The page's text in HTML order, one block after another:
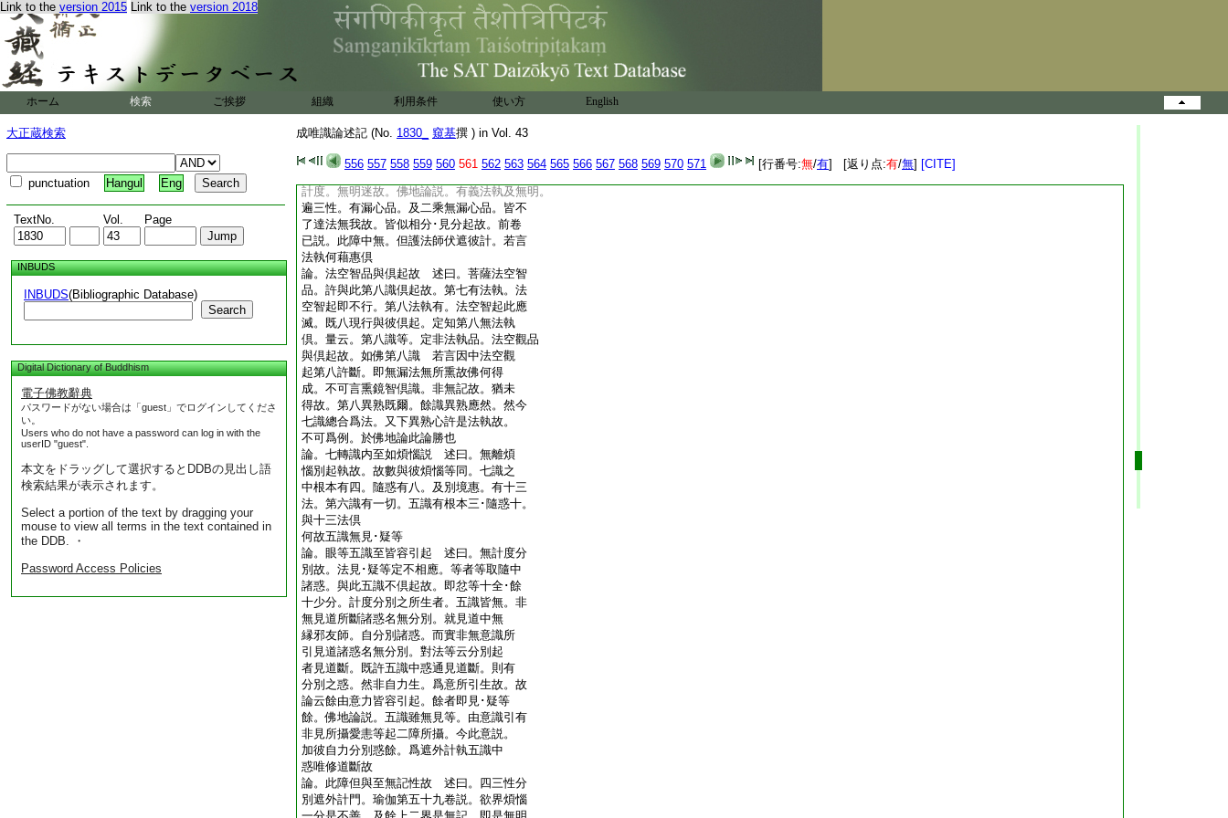
Link to the version 2015 Link to the version 2018
ホーム 検索 ご挨拶 組織 利用条件 使い方 English
大正蔵検索
punctuation Hangul Eng
TextNo. Vol. Page
INBUDS
INBUDS(Bibliographic Database)
Search
Digital Dictionary of Buddhism
電子佛教辭典
パスワードがない場合は「guest」でログインしてくださ
い。
Users who do not have a password can log in with the
userID "guest".
本文をドラッグして選択するとDDBの見出し語
検索結果が表示されます。
Select a portion of the text by dragging your
mouse to view all terms in the text contained in
the DDB. ・
Password Access Policies
成唯識論述記 (No. 1830_ 窺基撰 ) in Vol. 43
556 557 558 559 560 561 562 563 564 565 566 567 568 569 570 571 [行番号:無/有] [返り点:有/無] [CITE]
名故。下轉依中自當解釋 前煩惱障煩惱
即障。此所知障障於所知。前當體彰名。持
業釋也。此所障受稱。依士釋也
論。此所知障至彼微劣故 述曰。三八識分
別因破外執。第八識名異熟識。何以不倶。
彼異熟識是微細劣弱故。此法執望彼麁而
強故。此是能熏故彼非也。安惠等師執三性
心皆有法執。此識唯異熟故。唯異熟性中破
之
論。不與無明惠相應故 述曰。諸論但説此
計度。無明迷故。佛地論説。有義法執及無明。
遍三性。有漏心品。及二乘無漏心品。皆不
了達法無我故。皆似相分･見分起故。前卷
已説。此障中無。但護法師伏遮彼計。若言
法執何藉惠倶
論。法空智品與倶起故 述曰。菩薩法空智
品。許與此第八識倶起故。第七有法執。法
空智起即不行。第八法執有。法空智起此應
滅。既八現行與彼倶起。定知第八無法執
倶。量云。第八識等。定非法執品。法空觀品
與倶起故。如佛第八識 若言因中法空觀
起第八許斷。即無漏法無所熏故佛何得
成。不可言熏鏡智倶識。非無記故。猶未
得故。第八異熟既爾。餘識異熟應然。然今
七識總合爲法。又下異熟心許是法執故。
不可爲例。於佛地論此論勝也
論。七轉識内至如煩惱説 述曰。無離煩
惱別起執故。故數與彼煩惱等同。七識之
中根本有四。隨惑有八。及別境惠。有十三
法。第六識有一切。五識有根本三･隨惑十。
與十三法倶
何故五識無見･疑等
論。眼等五識至皆容引起 述曰。無計度分
別故。法見･疑等定不相應。等者等取隨中
諸惑。與此五識不倶起故。即忿等十全･餘
十少分。計度分別之所生者。五識皆無。非
無見道所斷諸惑名無分別。就見道中無
縁邪友師。自分別諸惑。而實非無意識所
引見道諸惑名無分別。對法等云分別起
者見道斷。既許五識中惑通見道斷。則有
分別之惑。然非自力生。爲意所引生故。故
論云餘由意力皆容引起。餘者即見･疑等
餘。佛地論説。五識雖無見等。由意識引有
非見所攝愛恚等起二障所攝。今此意説。
加彼自力分別惑餘。爲遮外計執五識中
惑唯修道斷故
論。此障但與至無記性故 述曰。四三性分
別遮外計門。瑜伽第五十九卷説。欲界煩惱